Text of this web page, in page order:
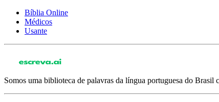
Bíblia Online
Médicos
Usante
Somos uma biblioteca de palavras da língua portuguesa do Brasil